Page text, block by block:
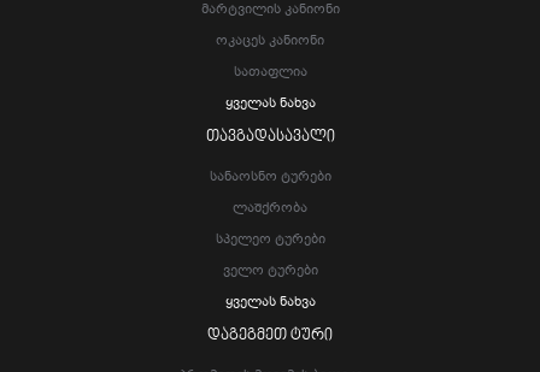
Მარტვილის Კანიონი
Ოკაცეს Კანიონი
Სათაფლია
Ყველას Ნახვა
ᲗᲐᲕᲒᲐᲓᲐᲡᲐᲕᲐᲚᲘ
Სანაოსნო Ტურები
Ლაშქრობა
Სპელეო Ტურები
Ველო Ტურები
Ყველას Ნახვა
ᲓᲐᲒᲔᲒᲛᲔᲗ ᲢᲣᲠᲘ